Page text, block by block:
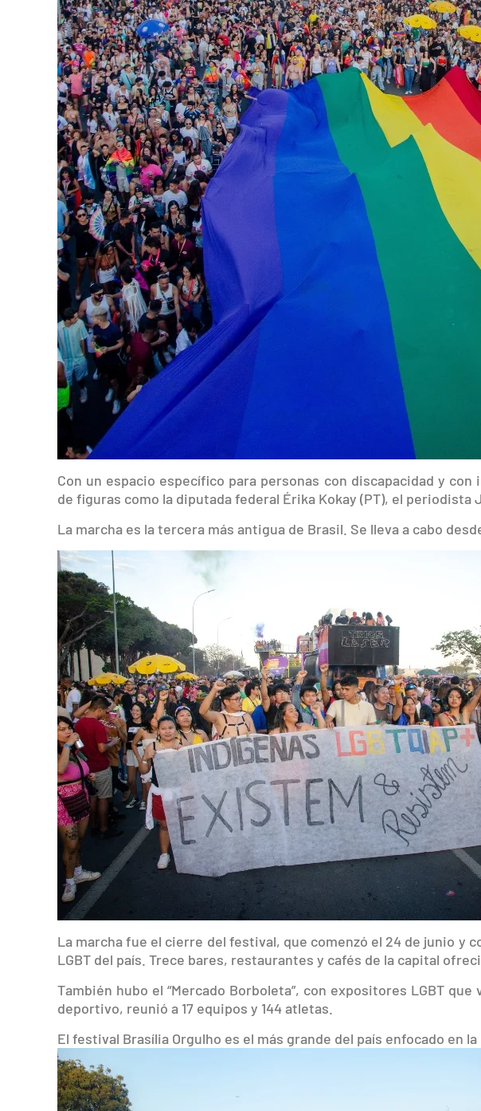
Con un espacio específico para personas con discapacidad y
de figuras como la diputada federal Érika Kokay (PT), el
La marcha es la tercera más antigua de Brasil. Se lleva a cabo
La marcha fue el cierre del festival, que comenzó el 24 de junio y
LGBT del país. Trece bares, restaurantes y cafés de la capital
También hubo el “Mercado Borboleta”, con expositores LGBT
deportivo, reunió a 17 equipos y 144 atletas.
El festival Brasília Orgulho es el más grande del país enfocado en la